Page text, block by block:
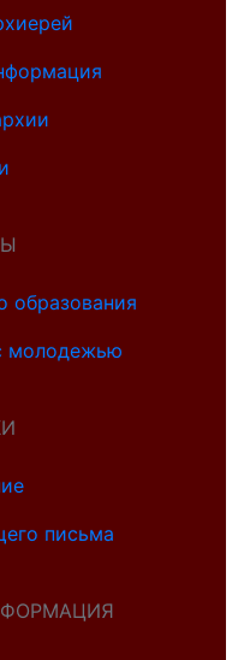
образования
молодежью
письма